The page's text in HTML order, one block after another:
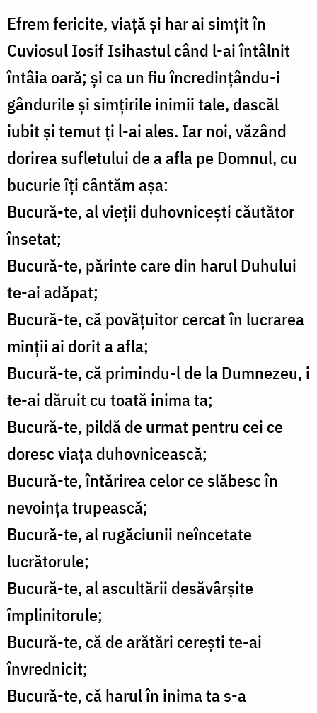
Efrem fericite, viață și har ai simțit în
Cuviosul Iosif Isihastul când l-ai întâlnit
întâia oară; și ca un fiu încredințându-i
gândurile și simțirile inimii tale, dascăl
iubit și temut ți l-ai ales. Iar noi, văzând
dorirea sufletului de a afla pe Domnul, cu
bucurie îți cântăm așa:
Bucură-te, al vieții duhovnicești căutător
însetat;
Bucură-te, părinte care din harul Duhului
te-ai adăpat;
Bucură-te, că povățuitor cercat în lucrarea
minții ai dorit a afla;
Bucură-te, că primindu-l de la Dumnezeu, i
te-ai dăruit cu toată inima ta;
Bucură-te, pildă de urmat pentru cei ce
doresc viața duhovnicească;
Bucură-te, întărirea celor ce slăbesc în
nevoința trupească;
Bucură-te, al rugăciunii neîncetate
lucrătorule;
Bucură-te, al ascultării desăvârșite
împlinitorule;
Bucură-te, că de arătări cerești te-ai
învrednicit;
Bucură-te, că harul în inima ta s-a